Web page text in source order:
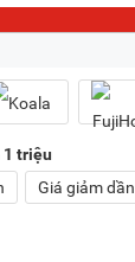
1 triệu
Giá giảm dần